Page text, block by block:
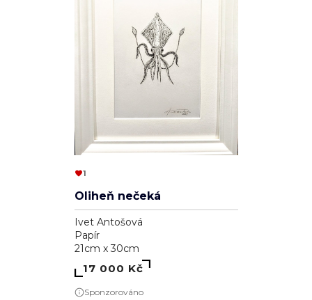
1
Oliheň nečeká
Ivet Antošová
Papír
21cm x 30cm
17 000 Kč
Sponzorováno